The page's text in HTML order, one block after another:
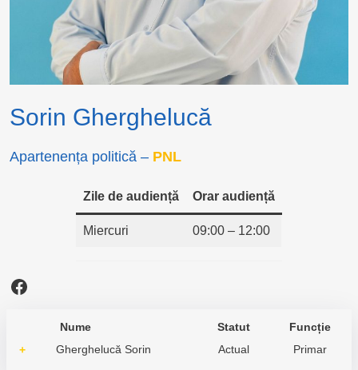
Sorin Gherghelucă
Apartenența politică – PNL
Zile de audiență Orar audiență
Miercuri 09:00 – 12:00
Facebook
Nume Statut
Funcție
+
Gherghelucă Sorin Actual Primar